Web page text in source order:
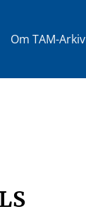
Om TAM-Arkiv